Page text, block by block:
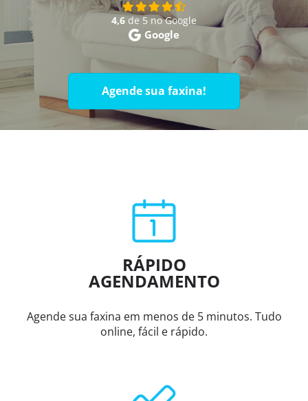
4,6 de 5 no Google
Google
Agende sua faxina!
RÁPIDO
AGENDAMENTO
Agende sua faxina em menos de 5 minutos. Tudo
online, fácil e rápido.